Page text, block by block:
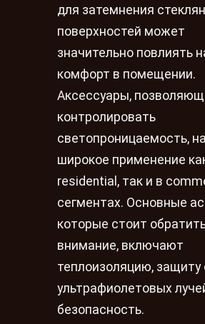
для затемнения
поверхностей может
значительно повлиять
комфорт в помещении.
Аксессуары,
контролировать
светопроницаемость,
широкое применение
residential, так и в
сегментах. Основные
которые стоит
внимание, включают
теплоизоляцию, защиту
ультрафиолетовых
безопасность.